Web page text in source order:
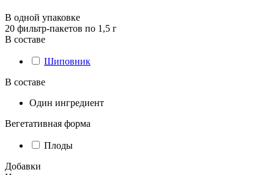
В одной упаковке
20 фильтр-пакетов по 1,5 г
В составе
Шиповник
В составе
Один ингредиент
Вегетативная форма
Плоды
Добавки